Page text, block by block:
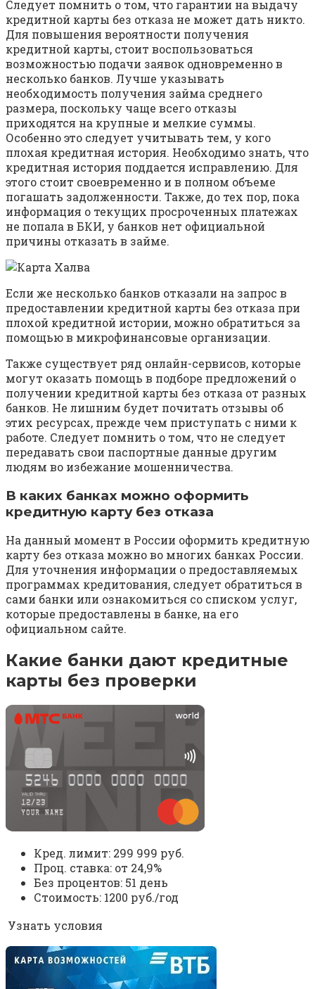
Следует помнить о том, что гарантии на выдачу
кредитной карты без отказа не может дать никто.
Для повышения вероятности получения
кредитной карты, стоит воспользоваться
возможностью подачи заявок одновременно в
несколько банков. Лучше указывать
необходимость получения займа среднего
размера, поскольку чаще всего отказы
приходятся на крупные и мелкие суммы.
Особенно это следует учитывать тем, у кого
плохая кредитная история. Необходимо знать, что
кредитная история поддается исправлению. Для
этого стоит своевременно и в полном объеме
погашать задолженности. Также, до тех пор, пока
информация о текущих просроченных платежах
не попала в БКИ, у банков нет официальной
причины отказать в займе.
Если же несколько банков отказали на запрос в
предоставлении кредитной карты без отказа при
плохой кредитной истории, можно обратиться за
помощью в микрофинансовые организации.
Также существует ряд онлайн-сервисов, которые
могут оказать помощь в подборе предложений о
получении кредитной карты без отказа от разных
банков. Не лишним будет почитать отзывы об
этих ресурсах, прежде чем приступать с ними к
работе. Следует помнить о том, что не следует
передавать свои паспортные данные другим
людям во избежание мошенничества.
В каких банках можно оформить
кредитную карту без отказа
На данный момент в России оформить кредитную
карту без отказа можно во многих банках России.
Для уточнения информации о предоставляемых
программах кредитования, следует обратиться в
сами банки или ознакомиться со списком услуг,
которые предоставлены в банке, на его
официальном сайте.
Какие банки дают кредитные
карты без проверки
Кред. лимит: 299 999 руб.
Проц. ставка: от 24,9%
Без процентов: 51 день
Стоимость: 1200 руб./год
Узнать условия